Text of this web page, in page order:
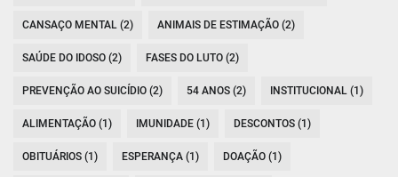
CANSAÇO MENTAL (2) ANIMAIS DE ESTIMAÇÃO (2)
SAÚDE DO IDOSO (2) FASES DO LUTO (2)
PREVENÇÃO AO SUICÍDIO (2) 54 ANOS (2) INSTITUCIONAL (1)
ALIMENTAÇÃO (1) IMUNIDADE (1) DESCONTOS (1)
OBITUÁRIOS (1) ESPERANÇA (1) DOAÇÃO (1)